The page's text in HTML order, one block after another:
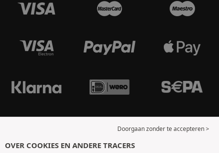
Doorgaan zonder te accepteren >
OVER COOKIES EN ANDERE TRACERS